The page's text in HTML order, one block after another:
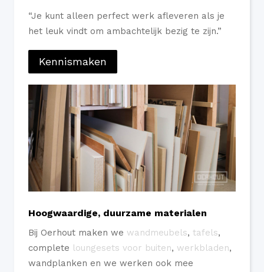
“Je kunt alleen perfect werk afleveren als je
het leuk vindt om ambachtelijk bezig te zijn.”
Kennismaken
Hoogwaardige, duurzame materialen
Bij Oerhout maken we wandmeubels, tafels,
complete loungesets voor buiten, werkbladen,
wandplanken en we werken ook mee